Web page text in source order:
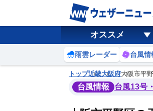
オススメ
雨雲レーダー 台風情
トップ近畿大阪府大阪市平
台風情報 台風13号